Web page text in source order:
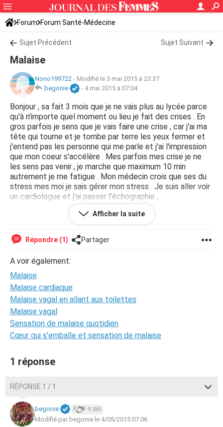
Forum Forum Santé-Médecine
Symptômes et maladies courantes
Sujet Précédent Sujet Suivant
Malaise
Nono199722 - Modifié le 3 mai 2015 à 23:37
begonie
- 4 mai 2015 à 07:04
Bonjour , sa fait 3 mois que je ne vais plus au lycée parce
qu'à n'importe quel moment ou lieu je fait des crises . En
gros parfois je sens que je vais faire une crise , car j'ai ma
tête qui tourne et je tombe par terre les yeux fermer et
j'entend pas les personne qui me parle et j'ai l'impression
que mon coeur s'accélère . Mes parfois mes crise je ne
les sens pas venir , je marche que maximum 10 min
autrement je me fatigue . Mon médecin crois que ses du
stress mes moi je sais gérer mon stress . Je suis aller voir
un cardiologue et j'ai passer l'échographie ,
l'électrocardiogramme , Holter mes tout est normal , et
dans quelque jours je vais chez le neurologue et après l'orl
la même chose que moi .. Et ma grand mère est décéder 2
mois avant mes crises je ne sais pas s'y il y a un rapport .
Merci
Afficher la suite
Répondre (1) Partager
A voir également:
Malaise
Malaise cardiaque
Malaise vagal en allant aux toilettes
Malaise vagal
Sensation de malaise quotidien
Cœur qui s'emballe et sensation de malaise
1 réponse
RÉPONSE 1 / 1
begonie 9 265
Modifié par begonie le 4/05/2015 07:06